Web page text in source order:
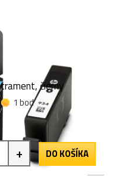
čierny
1 bod
+ DO KOŠÍKA